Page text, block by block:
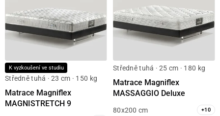
K vyzkoušení ve studiu
Středně tuhá · 23 cm · 150 kg
Matrace Magniflex
MAGNISTRETCH 9
Středně tuhá · 25 cm · 180 kg
Matrace Magniflex
MASSAGGIO Deluxe
80x200 cm +10